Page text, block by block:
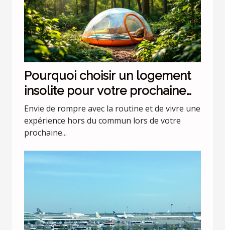
Pourquoi choisir un logement
insolite pour votre prochaine
escapade ?
Envie de rompre avec la routine et de vivre une
expérience hors du commun lors de votre
prochaine...